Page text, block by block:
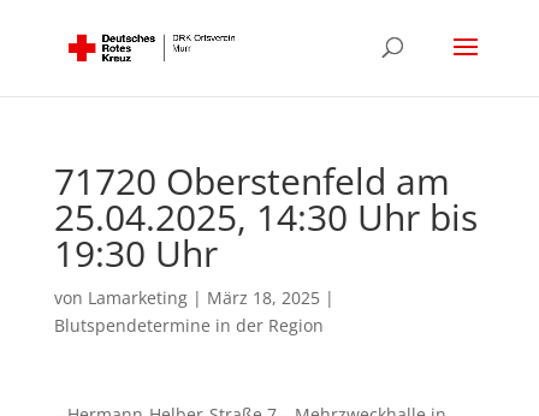
71720 Oberstenfeld am
25.04.2025, 14:30 Uhr bis
19:30 Uhr
von Lamarketing| März 18, 2025|
Blutspendetermine in der Region